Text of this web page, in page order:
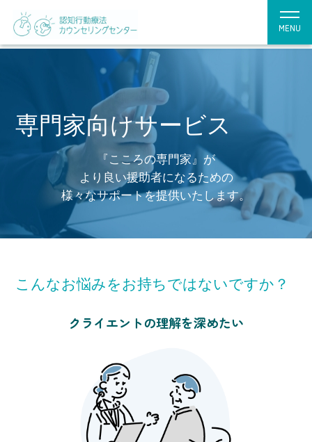
MENU
専門家向けサービス
『こころの専門家』が
より良い援助者になるための
様々なサポートを提供いたします。
こんなお悩みをお持ちではないですか？
クライエントの理解を深めたい